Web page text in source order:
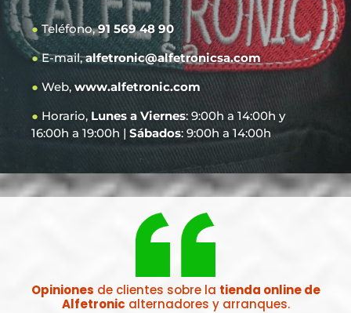
●Teléfono,91 569 48 90
●E-mail,alfetronic@alfetronicsa.com
● Web, www.alfetronic.com
● Horario, Lunes a Viernes: 9:00h a 14:00h y
16:00h a 19:00h | Sábados: 9:00h a 14:00h
Opiniones de clientes sobre la tienda online de
Alfetronic alternadores y arranques.